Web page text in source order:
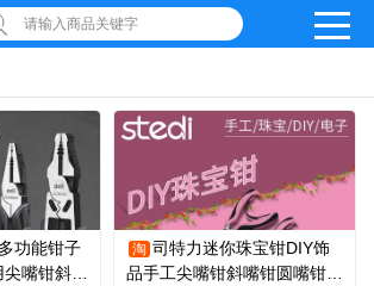
请输入商品关键字
功能钳子
嘴钳斜口
淘 司特力迷你珠宝钳DIY饰
品手工尖嘴钳斜嘴钳圆嘴钳平